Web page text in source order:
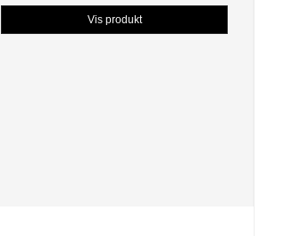
Vis produkt